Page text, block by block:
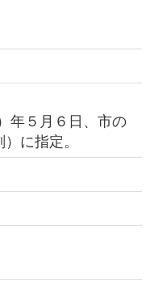
年５月６日、市の
に指定。